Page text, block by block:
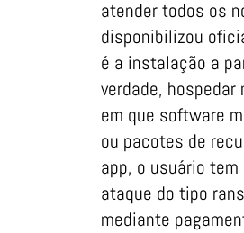
atender todos os
disponibilizou
é a instalação a
verdade,
em que software
ou pacotes de
app, o usuário
ataque do tipo
mediante